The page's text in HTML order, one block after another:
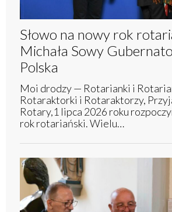
Słowo na nowy rok
Michała Sowy
Polska
Moi drodzy — Rotarianki i
Rotaraktorki i Rotaraktorzy,
Rotary,1 lipca 2026 roku
rok rotariański. Wielu…